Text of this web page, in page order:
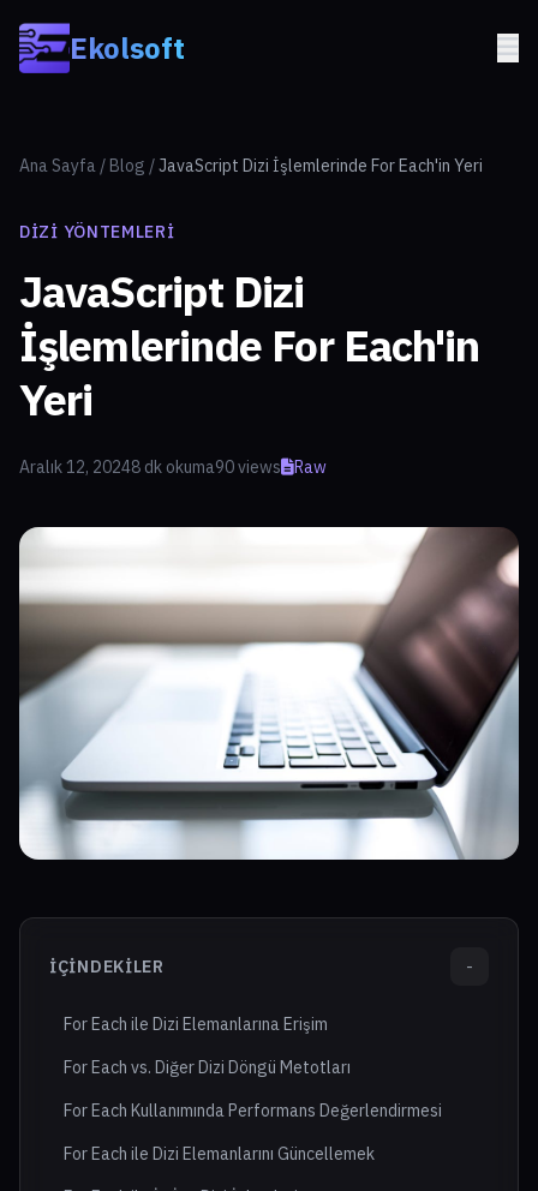
Ekolsoft
Ana Sayfa / Blog /JavaScript Dizi İşlemlerinde For Each'in Yeri
DIZI YÖNTEMLERI
JavaScript Dizi
İşlemlerinde For Each'in
Yeri
Aralık 12, 20248 dk okuma90 views Raw
İÇINDEKILER -
For Each ile Dizi Elemanlarına Erişim
For Each vs. Diğer Dizi Döngü Metotları
For Each Kullanımında Performans Değerlendirmesi
For Each ile Dizi Elemanlarını Güncellemek